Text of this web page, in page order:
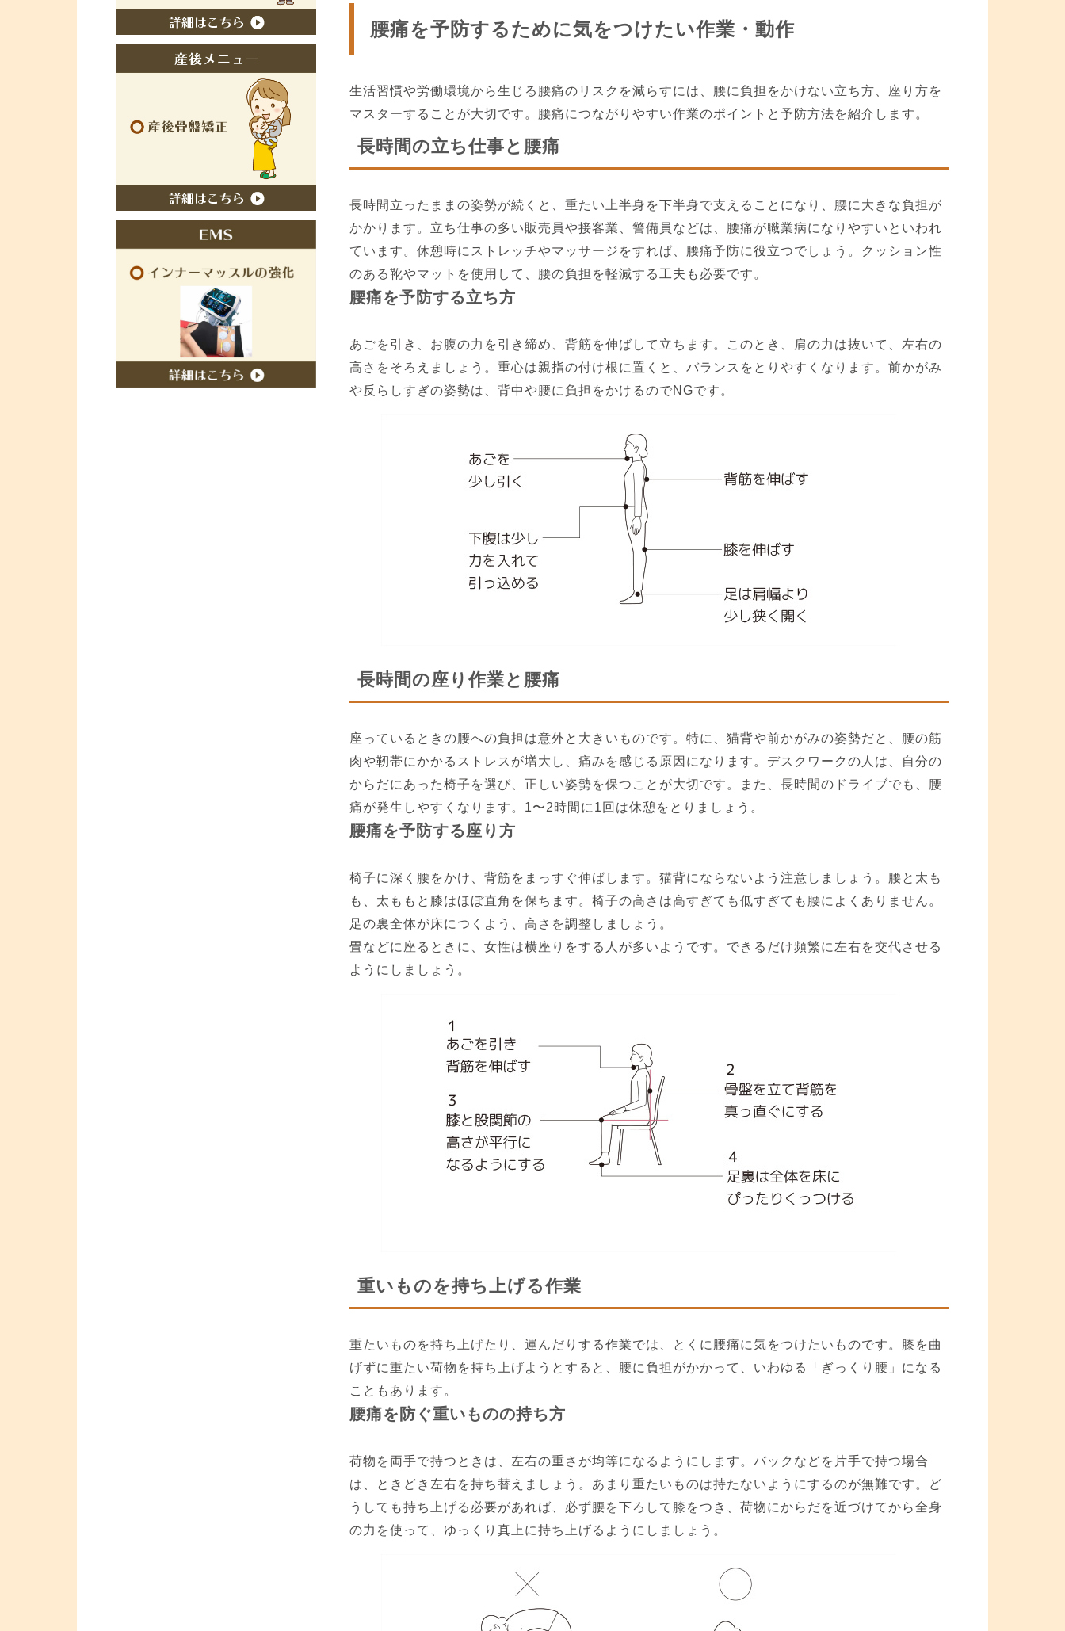
腰痛を予防するために気をつけたい作業・動作
生活習慣や労働環境から生じる腰痛のリスクを減らすには、腰に負担をかけない立ち方、座り方を
マスターすることが大切です。腰痛につながりやすい作業のポイントと予防方法を紹介します。
長時間の立ち仕事と腰痛
長時間立ったままの姿勢が続くと、重たい上半身を下半身で支えることになり、腰に大きな負担が
かかります。立ち仕事の多い販売員や接客業、警備員などは、腰痛が職業病になりやすいといわれ
ています。休憩時にストレッチやマッサージをすれば、腰痛予防に役立つでしょう。クッション性
のある靴やマットを使用して、腰の負担を軽減する工夫も必要です。
腰痛を予防する立ち方
あごを引き、お腹の力を引き締め、背筋を伸ばして立ちます。このとき、肩の力は抜いて、左右の
高さをそろえましょう。重心は親指の付け根に置くと、バランスをとりやすくなります。前かがみ
や反らしすぎの姿勢は、背中や腰に負担をかけるのでNGです。
長時間の座り作業と腰痛
座っているときの腰への負担は意外と大きいものです。特に、猫背や前かがみの姿勢だと、腰の筋
肉や靭帯にかかるストレスが増大し、痛みを感じる原因になります。デスクワークの人は、自分の
からだにあった椅子を選び、正しい姿勢を保つことが大切です。また、長時間のドライブでも、腰
痛が発生しやすくなります。1〜2時間に1回は休憩をとりましょう。
腰痛を予防する座り方
椅子に深く腰をかけ、背筋をまっすぐ伸ばします。猫背にならないよう注意しましょう。腰と太も
も、太ももと膝はほぼ直角を保ちます。椅子の高さは高すぎても低すぎても腰によくありません。
足の裏全体が床につくよう、高さを調整しましょう。
畳などに座るときに、女性は横座りをする人が多いようです。できるだけ頻繁に左右を交代させる
ようにしましょう。
重いものを持ち上げる作業
重たいものを持ち上げたり、運んだりする作業では、とくに腰痛に気をつけたいものです。膝を曲
げずに重たい荷物を持ち上げようとすると、腰に負担がかかって、いわゆる「ぎっくり腰」になる
こともあります。
腰痛を防ぐ重いものの持ち方
荷物を両手で持つときは、左右の重さが均等になるようにします。バックなどを片手で持つ場合
は、ときどき左右を持ち替えましょう。あまり重たいものは持たないようにするのが無難です。ど
うしても持ち上げる必要があれば、必ず腰を下ろして膝をつき、荷物にからだを近づけてから全身
の力を使って、ゆっくり真上に持ち上げるようにしましょう。